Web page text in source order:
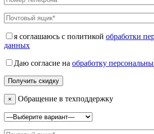
я соглашаюсь с политикой обработки
данных
Даю согласие на обработку
× Обращение в техподдержку